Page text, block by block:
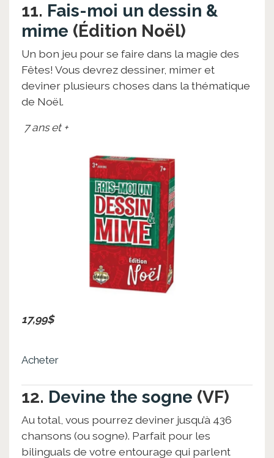
11. Fais-moi un dessin &
mime (Édition Noël)
Un bon jeu pour se faire dans la magie des
Fêtes! Vous devrez dessiner, mimer et
deviner plusieurs choses dans la thématique
de Noël.
7 ans et +
17,99$
Acheter
12. Devine the sogne (VF)
Au total, vous pourrez deviner jusqu’à 436
chansons (ou sogne). Parfait pour les
bilinguals de votre entourage qui parlent